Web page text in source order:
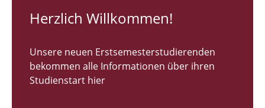
RUNDGANG 26
Bachelor Architektur
Herzlich Willkommen!
Unsere neuen Erstsemesterstudierenden
bekommen alle Informationen über ihren
Studienstart hier